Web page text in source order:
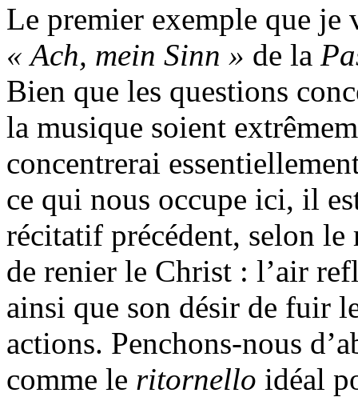
Le premier exemple que je
« Ach, mein Sinn » de la
Bien que les questions
la musique soient
concentrerai
ce qui nous occupe ici, il
récitatif précédent, selon
de renier le Christ : l’air
ainsi que son désir de fuir
actions. Penchons-nous
comme le ritornello idéal